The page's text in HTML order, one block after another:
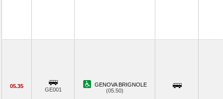
05.35
GE001
GENOVA BRIGNOLE
(05.50)